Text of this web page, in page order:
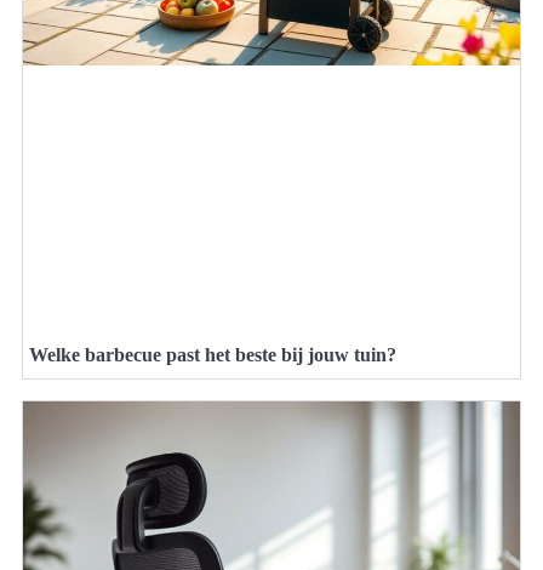
Welke barbecue past het beste bij jouw tuin?